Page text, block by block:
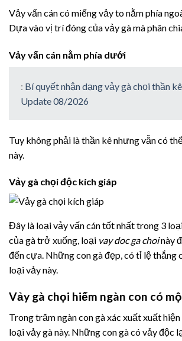
Vảy vấn cán có miếng vảy to nằm phía
Dựa vào vị trí đóng của vảy gà mà phân
Vảy vấn cán nằm phía dưới
: Bí quyết nhận dạng vảy gà chọi thần
Update 08/2026
Tuy không phải là thần kê nhưng vẫn có
này.
Vảy gà chọi độc kích giáp
Đây là loại vảy vấn cán tốt nhất trong 3
của gà trở xuống, loại vay doc ga choinày
đến cựa. Những con gà đẹp, có tỉ lệ thắng
loại vảy này.
Vảy gà chọi hiếm ngàn con có
Trong trăm ngàn con gà xác xuất xuất
loại vảy gà này. Những con gà có vảy độc